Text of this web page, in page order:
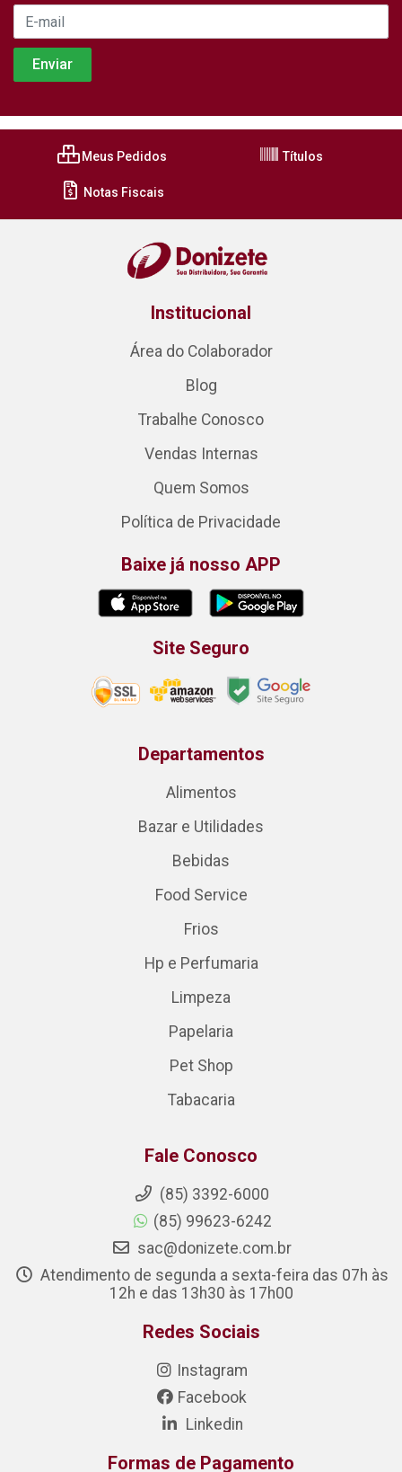
Meus Pedidos Títulos
Notas Fiscais
Institucional
Área do Colaborador
Blog
Trabalhe Conosco
Vendas Internas
Quem Somos
Política de Privacidade
Baixe já nosso APP
Site Seguro
Departamentos
Alimentos
Bazar e Utilidades
Bebidas
Food Service
Frios
Hp e Perfumaria
Limpeza
Papelaria
Pet Shop
Tabacaria
Fale Conosco
(85) 3392-6000
(85) 99623-6242
sac@donizete.com.br
Atendimento de segunda a sexta-feira das 07h às
12h e das 13h30 às 17h00
Redes Sociais
Instagram
Facebook
Linkedin
Formas de Pagamento